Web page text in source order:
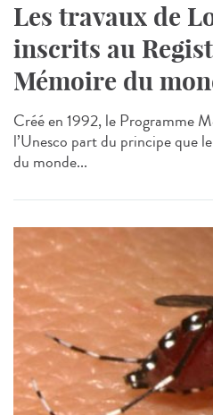
Les travaux de
inscrits au
Mémoire du
Créé en 1992, le Programme
l’Unesco part du principe que
du monde...